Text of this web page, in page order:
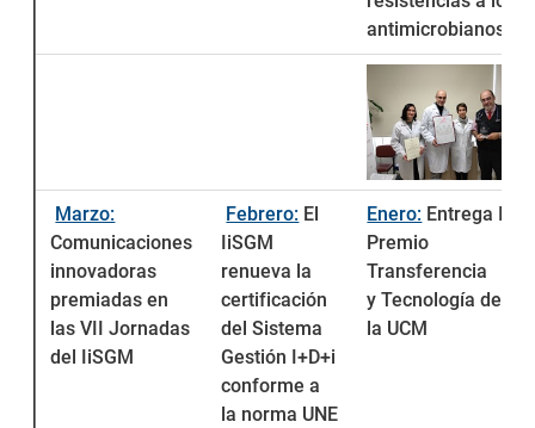
antimicrobianos”
Marzo:
Comunicaciones
innovadoras
premiadas en
las VII Jornadas
del IiSGM
Febrero: El
IiSGM
renueva la
certificación
del Sistema
Gestión I+D+i
conforme a
la norma UNE
Enero: Entrega IV
Premio
Transferencia
y Tecnología de
la UCM